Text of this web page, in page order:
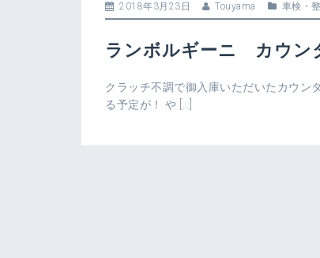
2018年3月23日 Touyama 車検・
ランボルギーニ カウ
クラッチ不調で御入庫いただいたカウン
る予定が！ や […]